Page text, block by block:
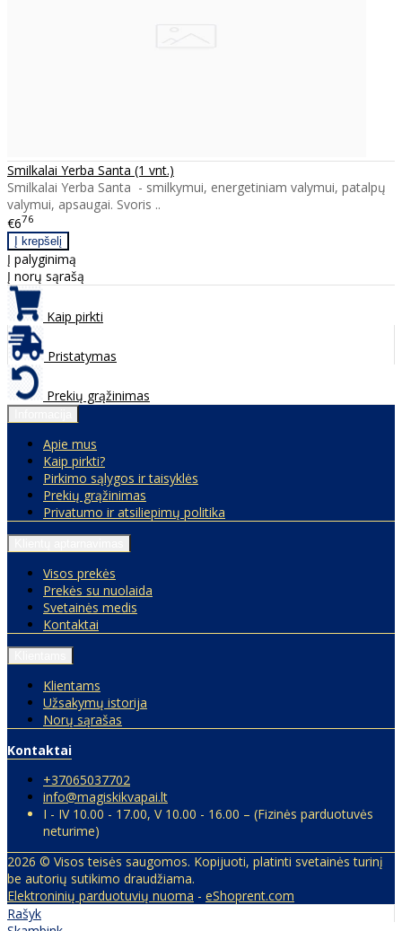
Smilkalai Yerba Santa (1 vnt.)
Smilkalai Yerba Santa - smilkymui, energetiniam valymui, patalpų
valymui, apsaugai. Svoris ..
€676
Į palyginimą
Į norų sąrašą
Kaip pirkti
Pristatymas
Prekių grąžinimas
Apie mus
Kaip pirkti?
Pirkimo sąlygos ir taisyklės
Prekių grąžinimas
Privatumo ir atsiliepimų politika
Visos prekės
Prekės su nuolaida
Svetainės medis
Kontaktai
Klientams
Užsakymų istorija
Norų sąrašas
Kontaktai
+37065037702
info@magiskikvapai.lt
I - IV 10.00 - 17.00, V 10.00 - 16.00 – (Fizinės parduotuvės
neturime)
2026 © Visos teisės saugomos. Kopijuoti, platinti svetainės turinį
be autorių sutikimo draudžiama.
Elektroninių parduotuvių nuoma - eShoprent.com
Rašyk